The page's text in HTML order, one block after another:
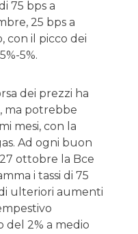
75 bps a
25 bps a
con il picco dei
5%.
dei prezzi ha
ma potrebbe
mesi, con la
Ad ogni buon
ottobre la Bce
i tassi di 75
ulteriori aumenti
del 2% a medio